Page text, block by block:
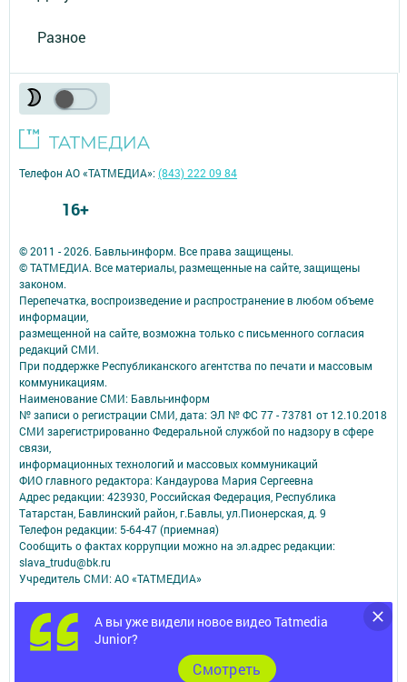
Разное
А вы уже видели новое видео Tatmedia
Junior?
Cмотреть
© 2011 - 2026. Бавлы-информ. Все права защищены.
© ТАТМЕДИА. Все материалы, размещенные на сайте, защищены
законом.
Перепечатка, воспроизведение и распространение в любом объеме
информации,
размещенной на сайте, возможна только с письменного согласия
редакций СМИ.
При поддержке Республиканского агентства по печати и массовым
коммуникациям.
Наименование СМИ: Бавлы-информ
№ записи о регистрации СМИ, дата: ЭЛ № ФС 77 - 73781 от 12.10.2018
СМИ зарегистрированно Федеральной службой по надзору в сфере
связи,
информационных технологий и массовых коммуникаций
ФИО главного редактора: Кандаурова Мария Сергеевна
Адрес редакции: 423930, Российская Федерация, Республика
Татарстан, Бавлинский район, г.Бавлы, ул.Пионерская, д. 9
Телефон редакции: 5-64-47 (приемная)
Сообщить о фактах коррупции можно на эл.адрес редакции:
slava_trudu@bk.ru
Учредитель СМИ: АО «ТАТМЕДИА»
Антикоррупционная политика
АО «ТАТМЕДИА» использует «cookie»для персонализации сервисов и
удобства пользователей сайтом.
Использование «cookie» можно отменить в настройках браузера.
Политика конфиденциальности
Телефон АО «ТАТМЕДИА»:(843) 222 09 84
16+